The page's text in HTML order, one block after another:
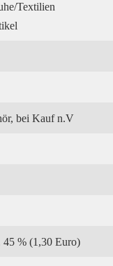
Textilien
bei Kauf n.V
45 % (1,30 Euro)